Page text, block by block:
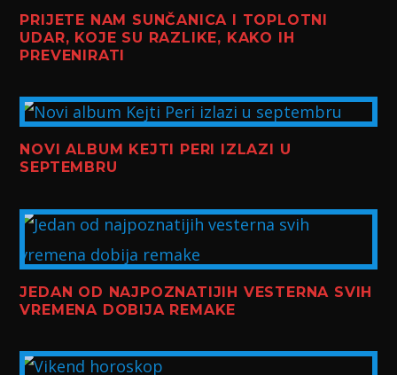
PRIJETE NAM SUNČANICA I TOPLOTNI
UDAR, KOJE SU RAZLIKE, KAKO IH
PREVENIRATI
NOVI ALBUM KEJTI PERI IZLAZI U
SEPTEMBRU
JEDAN OD NAJPOZNATIJIH VESTERNA SVIH
VREMENA DOBIJA REMAKE